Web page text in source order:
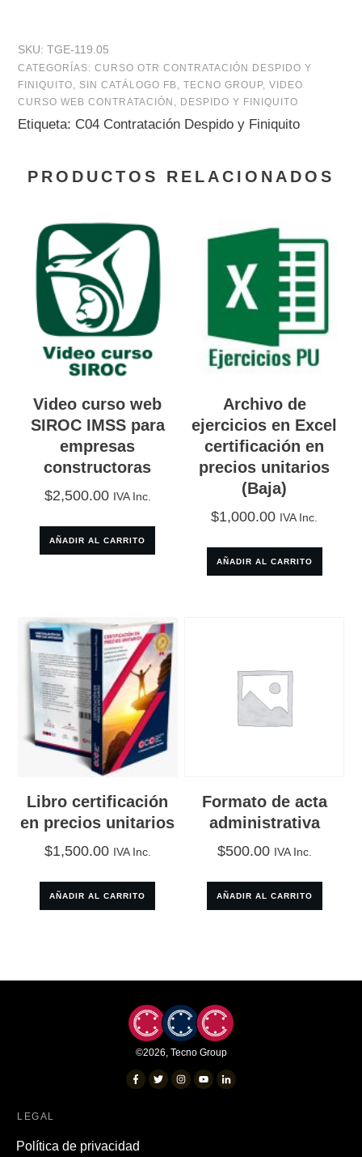
SKU: TGE-119.05
CATEGORÍAS: CURSO OTR CONTRATACIÓN DESPIDO Y
FINIQUITO, SIN CATÁLOGO FB, TECNO GROUP, VIDEO
CURSO WEB CONTRATACIÓN, DESPIDO Y FINIQUITO
Etiqueta: C04 Contratación Despido y Finiquito
PRODUCTOS RELACIONADOS
Video curso web
SIROC IMSS para
empresas
constructoras
$2,500.00 IVA Inc.
AÑADIR AL CARRITO
Archivo de
ejercicios en Excel
certificación en
precios unitarios
(Baja)
$1,000.00 IVA Inc.
AÑADIR AL CARRITO
Libro certificación
en precios unitarios
$1,500.00 IVA Inc.
AÑADIR AL CARRITO
Formato de acta
administrativa
$500.00 IVA Inc.
AÑADIR AL CARRITO
©2026, Tecno Group
LEGAL
Política de privacidad